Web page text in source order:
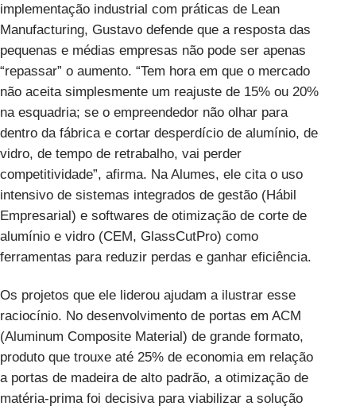
implementação industrial com práticas de Lean
Manufacturing, Gustavo defende que a resposta das
pequenas e médias empresas não pode ser apenas
“repassar” o aumento. “Tem hora em que o mercado
não aceita simplesmente um reajuste de 15% ou 20%
na esquadria; se o empreendedor não olhar para
dentro da fábrica e cortar desperdício de alumínio, de
vidro, de tempo de retrabalho, vai perder
competitividade”, afirma. Na Alumes, ele cita o uso
intensivo de sistemas integrados de gestão (Hábil
Empresarial) e softwares de otimização de corte de
alumínio e vidro (CEM, GlassCutPro) como
ferramentas para reduzir perdas e ganhar eficiência.
Os projetos que ele liderou ajudam a ilustrar esse
raciocínio. No desenvolvimento de portas em ACM
(Aluminum Composite Material) de grande formato,
produto que trouxe até 25% de economia em relação
a portas de madeira de alto padrão, a otimização de
matéria-prima foi decisiva para viabilizar a solução